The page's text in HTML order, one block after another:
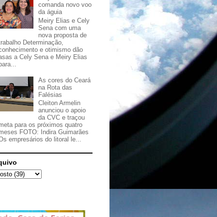
comanda novo voo
da águia
Meiry Elias e Cely
Sena com uma
nova proposta de
Determinação,
e otimismo dão
a Cely Sena e Meiry Elias
As cores do Ceará
na Rota das
Falésias
Cleiton Armelin
anunciou o apoio
da CVC e traçou
para os próximos quatro
FOTO: Indira Guimarães
empresários do litoral le...